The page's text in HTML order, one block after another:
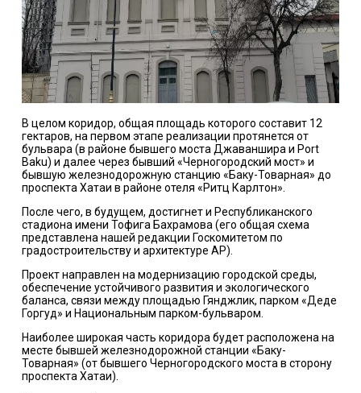
В целом коридор, общая площадь которого составит 12
гектаров, на первом этапе реализации протянется от
бульвара (в районе бывшего моста Джаваншира и Port
Baku) и далее через бывший «Черногородский мост» и
бывшую железнодорожную станцию «Баку-Товарная» до
проспекта Хатаи в районе отеля «Ритц Карлтон».
После чего, в будущем, достигнет и Республиканского
стадиона имени Тофига Бахрамова (его общая схема
представлена нашей редакции Госкомитетом по
градостроительству и архитектуре АР).
Проект направлен на модернизацию городской среды,
обеспечение устойчивого развития и экологического
баланса, связи между площадью Гянджлик, парком «Деде
Горгуд» и Национальным парком-бульваром.
Наиболее широкая часть коридора будет расположена на
месте бывшей железнодорожной станции «Баку-
Товарная» (от бывшего Черногородского моста в сторону
проспекта Хатаи).